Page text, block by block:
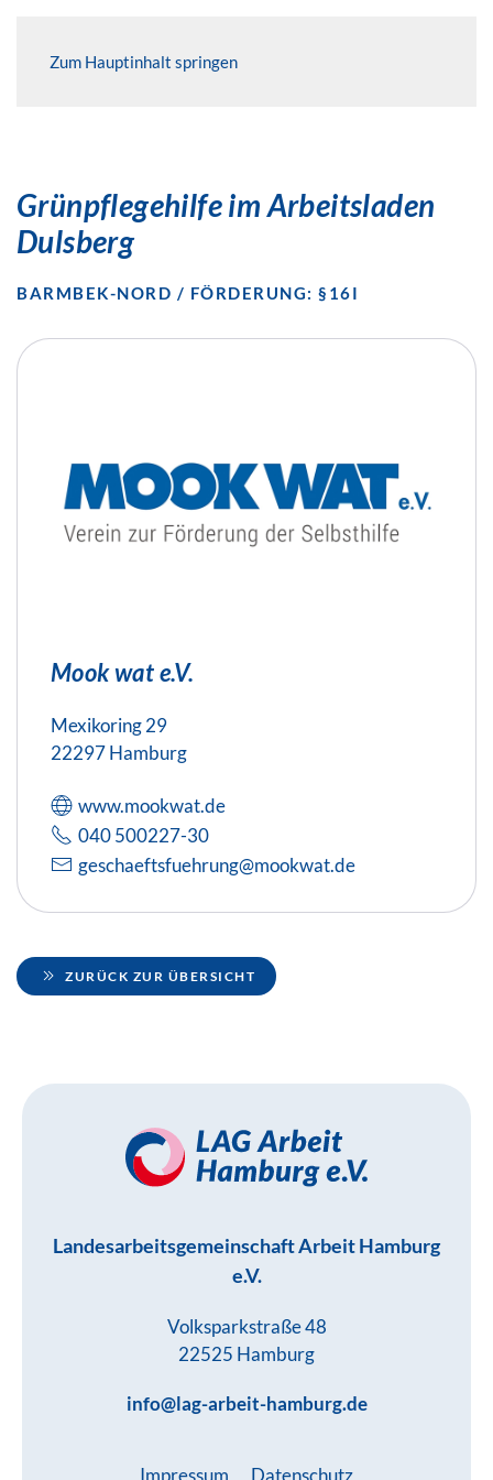
Zum Hauptinhalt springen
Grünpflegehilfe im Arbeitsladen
Dulsberg
BARMBEK-NORD / FÖRDERUNG: §16I
Mook wat e.V.
Mexikoring 29
22297 Hamburg
www.mookwat.de
040 500227-30
geschaeftsfuehrung@mookwat.de
ZURÜCK ZUR ÜBERSICHT
Landesarbeitsgemeinschaft Arbeit Hamburg
e.V.
Volksparkstraße 48
22525 Hamburg
info@lag-arbeit-hamburg.de
Impressum Datenschutz